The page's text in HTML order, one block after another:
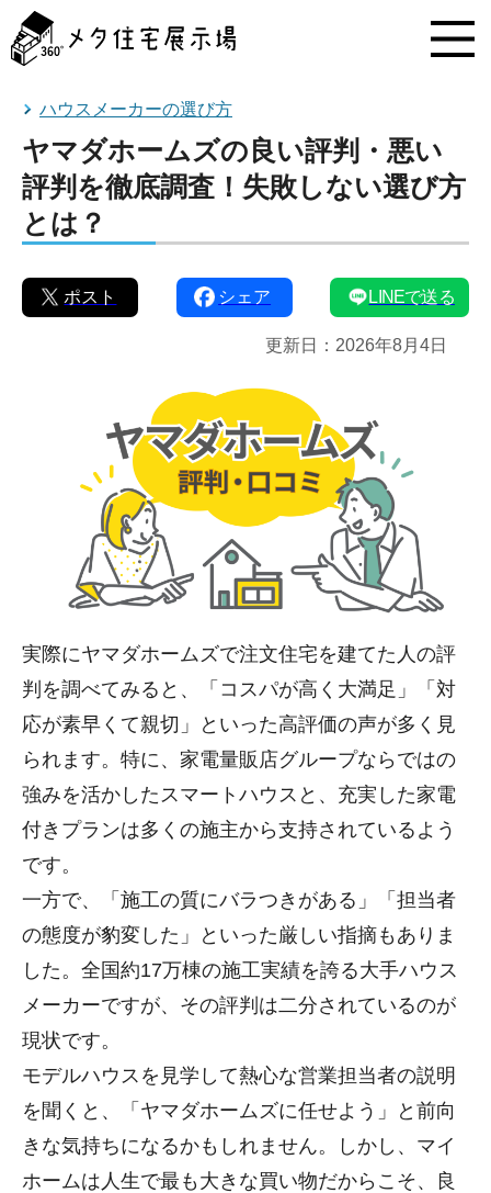
タ
住
ハウスメーカーの選び方
ヤマダホームズの良い評判・悪い
評判を徹底調査！失敗しない選び方
とは？
ポスト シェア LINEで送る
更新日： 2026年8月4日
実際にヤマダホームズで注文住宅を建てた人の評
判を調べてみると、「コスパが高く大満足」「対
応が素早くて親切」といった高評価の声が多く見
られます。特に、家電量販店グループならではの
強みを活かしたスマートハウスと、充実した家電
付きプランは多くの施主から支持されているよう
です。
一方で、「施工の質にバラつきがある」「担当者
の態度が豹変した」といった厳しい指摘もありま
した。全国約17万棟の施工実績を誇る大手ハウス
メーカーですが、その評判は二分されているのが
現状です。
モデルハウスを見学して熱心な営業担当者の説明
を聞くと、「ヤマダホームズに任せよう」と前向
きな気持ちになるかもしれません。しかし、マイ
ホームは人生で最も大きな買い物だからこそ、良